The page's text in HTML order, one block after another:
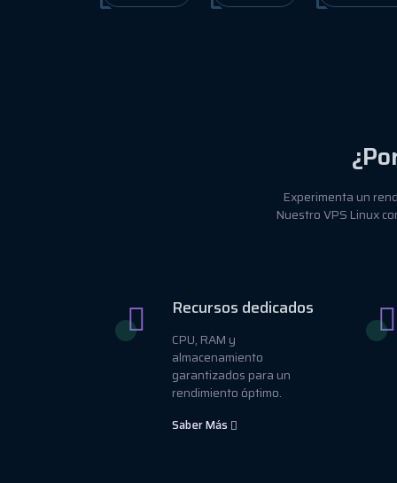
Experimenta un
Nuestro VPS Linux
Recursos dedicados
CPU, RAM y
almacenamiento
garantizados para un
rendimiento óptimo.
Saber Más